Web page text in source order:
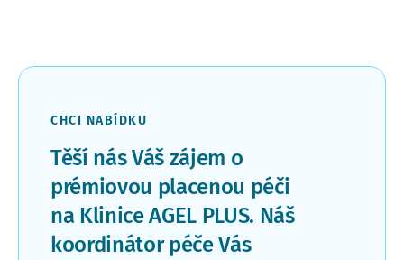
CHCI NABÍDKU
Těší nás Váš zájem o
prémiovou placenou péči
na Klinice AGEL PLUS. Náš
koordinátor péče Vás